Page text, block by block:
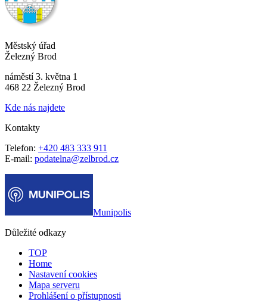
Městský úřad
Železný Brod
náměstí 3. května 1
468 22 Železný Brod
Kde nás najdete
Kontakty
Telefon: +420 483 333 911
E-mail: podatelna@zelbrod.cz
Munipolis
Důležité odkazy
TOP
Home
Nastavení cookies
Mapa serveru
Prohlášení o přístupnosti